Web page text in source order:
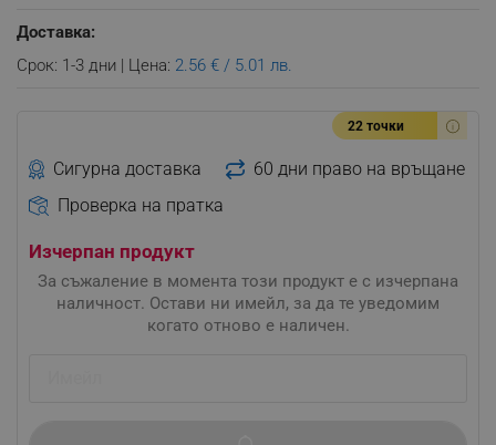
Доставка:
Срок: 1-3 дни | Цена: 2.56 € / 5.01 лв.
22 точки
Сигурна доставка
60 дни право на връщане
Проверка на пратка
Изчерпан продукт
За съжаление в момента този продукт е с изчерпана
наличност. Остави ни имейл, за да те уведомим
когато отново е наличен.